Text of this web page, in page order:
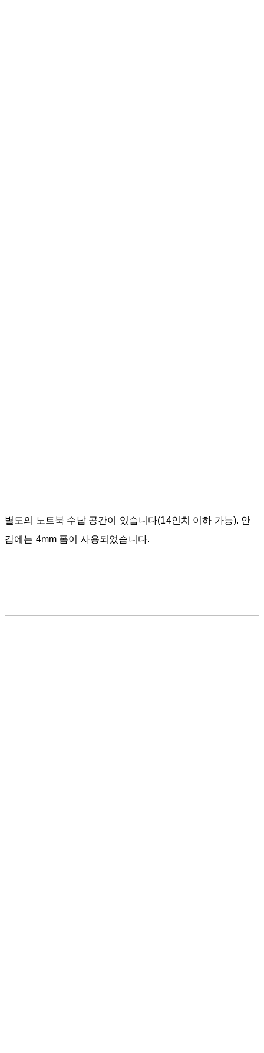
별도의 노트북 수납 공간이 있습니다(14인치 이하 가능). 안
감에는 4mm 폼이 사용되었습니다.